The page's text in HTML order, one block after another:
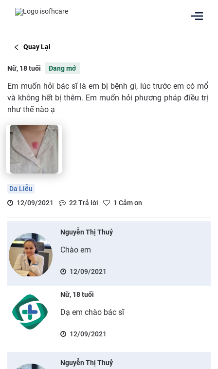
Quay Lại
Nữ, 18 tuổi Đang mở
Em muốn hỏi bác sĩ là em bị bệnh gì, lúc trước em có mổ
và không hết bị thêm. Em muốn hỏi phương pháp điều trị
như thế nào ạ
Da Liễu
12/09/2021
22Trả lời 1 Cảm ơn
Nguyễn Thị Thuỷ
Chào em
12/09/2021
Nữ, 18 tuổi
Dạ em chào bác sĩ
12/09/2021
Nguyễn Thị Thuỷ